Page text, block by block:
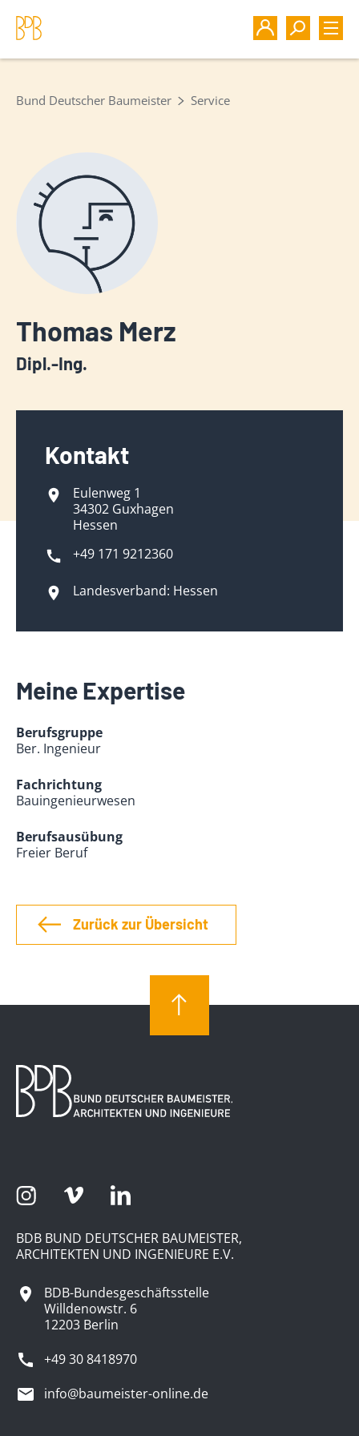
Bund Deutscher Baumeister Service
Thomas Merz
Dipl.-Ing.
Kontakt
Eulenweg 1
34302 Guxhagen
Hessen
+49 171 9212360
Landesverband: Hessen
Meine Expertise
Berufsgruppe
Ber. Ingenieur
Fachrichtung
Bauingenieurwesen
Berufsausübung
Freier Beruf
Zurück zur Übersicht
BDB BUND DEUTSCHER BAUMEISTER,
ARCHITEKTEN UND INGENIEURE E.V.
BDB-Bundesgeschäftsstelle
Willdenowstr. 6
12203 Berlin
+49 30 8418970
info@baumeister-online.de